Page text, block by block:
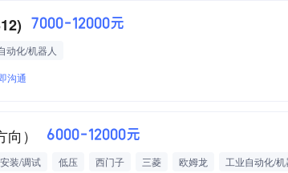
7000-12000元
动化/机器人
沟通
） 6000-12000元
安装/调试 低压 西门子 三菱 欧姆龙
工业自动化/机